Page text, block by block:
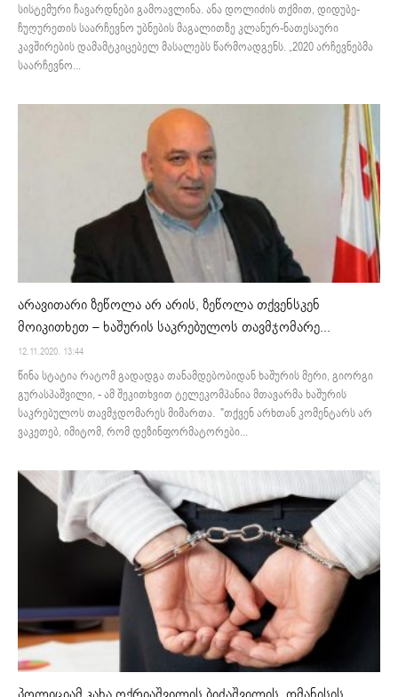
სისტემური ჩავარდნები გამოავლინა. ანა დოლიძის თქმით, დიდუბე-
ჩუღურეთის საარჩევნო უბნების მაგალითზე კლანურ-ნათესაური
კავშირების დამამტკიცებელ მასალებს წარმოადგენს. „2020 არჩევნებმა
საარჩევნო...
არავითარი ზეწოლა არ არის, ზეწოლა თქვენსკენ
მოიკითხეთ – ხაშურის საკრებულოს თავმჯომარე...
12.11.2020. 13:44
წინა სტატია რატომ გადადგა თანამდებობიდან ხაშურის მერი, გიორგი
გურასპაშვილი, - ამ შეკითხვით ტელეკომპანია მთავარმა ხაშურის
საკრებულოს თავმჯდომარეს მიმართა. "თქვენ არხთან კომენტარს არ
ვაკეთებ, იმიტომ, რომ დეზინფორმატორები...